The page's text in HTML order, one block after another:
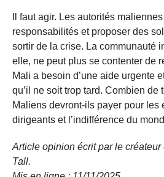
Il faut agir. Les autorités
responsabilités et proposer des
sortir de la crise. La communauté
elle, ne peut plus se contenter de
Mali a besoin d’une aide urgente
qu’il ne soit trop tard. Combien de
Maliens devront-ils payer pour les
dirigeants et l’indifférence du
Article opinion écrit par le
Tall.